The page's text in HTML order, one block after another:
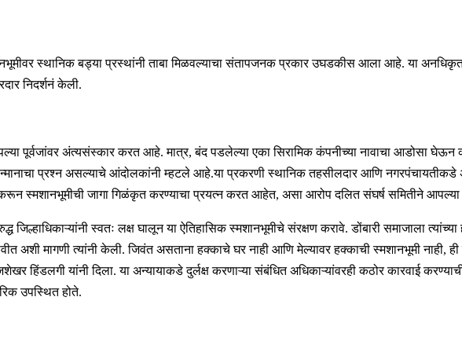
स्थानिक बड्या प्रस्थांनी ताबा मिळवल्याचा संतापजनक प्रकार उघडकीस आला आहे. या
निदर्शनं केली.
पूर्वजांवर अंत्यसंस्कार करत आहे. मात्र, बंद पडलेल्या एका सिरामिक कंपनीच्या नावाचा आडोसा
प्रश्न असल्याचे आंदोलकांनी म्हटले आहे.या प्रकरणी स्थानिक तहसीलदार आणि
करून स्मशानभूमीची जागा गिळंकृत करण्याचा प्रयत्न करत आहेत, असा आरोप दलित संघर्ष समितीने
जिल्हाधिकाऱ्यांनी स्वतः लक्ष घालून या ऐतिहासिक स्मशानभूमीचे संरक्षण करावे. डोंबारी समाजाला
अशी मागणी त्यांनी केली. जिवंत असताना हक्काचे घर नाही आणि मेल्यावर हक्काची स्मशानभूमी नाही,
हिंडलगी यांनी दिला. या अन्यायाकडे दुर्लक्ष करणाऱ्या संबंधित अधिकाऱ्यांवरही कठोर कारवाई
उपस्थित होते.